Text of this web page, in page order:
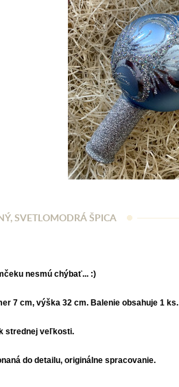
SVETLOMODRÁ ŠPICA
nesmú chýbať... :)
7 cm, výška 32 cm. Balenie obsahuje 1 ks.
strednej veľkosti.
do detailu, originálne spracovanie.